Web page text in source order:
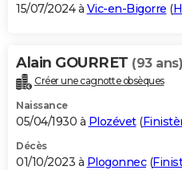
15/07/2024 à Vic-en-Bigorre (
Alain GOURRET (93 ans)
Créer une cagnotte obsèques
Naissance
05/04/1930 à Plozévet(
Décès
01/10/2023 à Plogonnec(